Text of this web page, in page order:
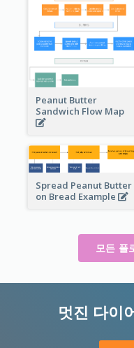
Peanut Butter
Sandwich Flow Map
Spread Peanut Butter
on Bread Example
모든 플
멋진 다이